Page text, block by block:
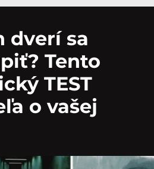
dverí sa
Tento
TEST
o vašej